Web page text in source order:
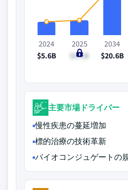
2024
$5.6B
2025
$6.1B
2034
$20.6B
主要市場ドライバー
慢性疾患の蔓延増加
標的治療の技術革新
バイオコンジュゲートの